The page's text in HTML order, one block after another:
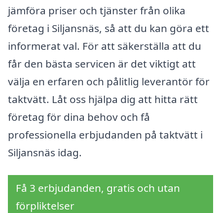
jämföra priser och tjänster från olika
företag i Siljansnäs, så att du kan göra ett
informerat val. För att säkerställa att du
får den bästa servicen är det viktigt att
välja en erfaren och pålitlig leverantör för
taktvätt. Låt oss hjälpa dig att hitta rätt
företag för dina behov och få
professionella erbjudanden på taktvätt i
Siljansnäs idag.
Få 3 erbjudanden, gratis och utan
förpliktelser